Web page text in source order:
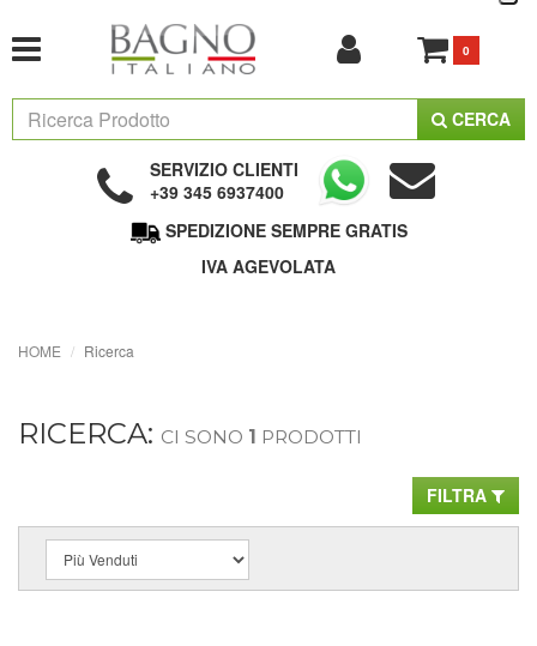
0
CERCA
SERVIZIO CLIENTI
+39 345 6937400
SPEDIZIONE SEMPRE GRATIS
IVA AGEVOLATA
HOME Ricerca
RICERCA: CI SONO 1 PRODOTTI
FILTRA